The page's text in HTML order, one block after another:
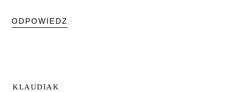
ODPOWIEDZ
KLAUDIAK